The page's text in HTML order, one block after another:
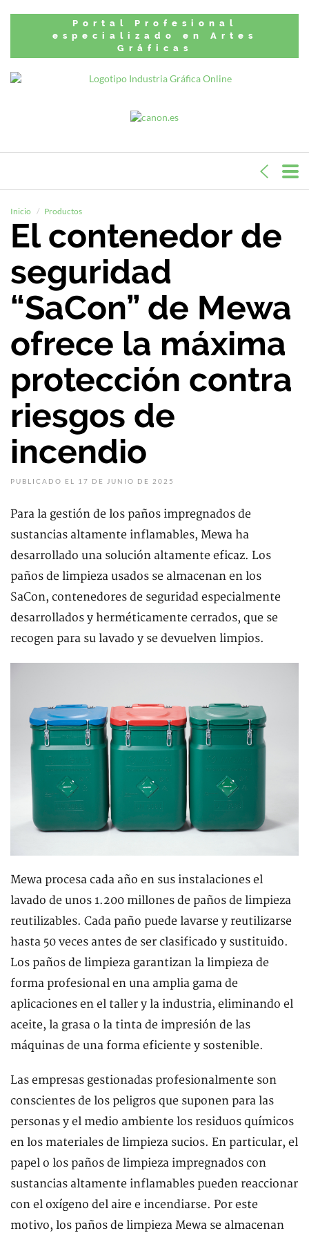
Portal Profesional
especializado en Artes
Gráficas
Inicio Productos
El contenedor de
seguridad
“SaCon” de Mewa
ofrece la máxima
protección contra
riesgos de
incendio
PUBLICADO EL 17 DE JUNIO DE 2025
Para la gestión de los paños impregnados de
sustancias altamente inflamables, Mewa ha
desarrollado una solución altamente eficaz. Los
paños de limpieza usados se almacenan en los
SaCon, contenedores de seguridad especialmente
desarrollados y herméticamente cerrados, que se
recogen para su lavado y se devuelven limpios.
Mewa procesa cada año en sus instalaciones el
lavado de unos 1.200 millones de paños de limpieza
reutilizables. Cada paño puede lavarse y reutilizarse
hasta 50 veces antes de ser clasificado y sustituido.
Los paños de limpieza garantizan la limpieza de
forma profesional en una amplia gama de
aplicaciones en el taller y la industria, eliminando el
aceite, la grasa o la tinta de impresión de las
máquinas de una forma eficiente y sostenible.
Las empresas gestionadas profesionalmente son
conscientes de los peligros que suponen para las
personas y el medio ambiente los residuos químicos
en los materiales de limpieza sucios. En particular, el
papel o los paños de limpieza impregnados con
sustancias altamente inflamables pueden reaccionar
con el oxígeno del aire e incendiarse. Por este
motivo, los paños de limpieza Mewa se almacenan